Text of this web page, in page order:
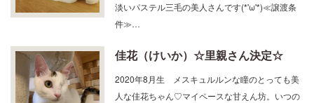
淡いパステル三毛の美人さんです(*'ω'*)≪譲渡条
件≫…
佳花（けいか）☆里親さん決定☆
2020年8月生 メスキュルルンな瞳のとっても美
人な佳花ちゃん♡マイペースな甘えん坊。いつの